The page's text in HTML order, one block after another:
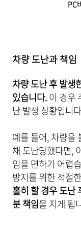
PC
차량 도난과 책임
차량 도난 후 발생
있습니다.이 경우
난 발생 상황입니
예를 들어, 차량을
채 도난당했다면,
임을 면하기 어렵
방지를 위한 적절
홀히 할 경우 도난
분 책임을 지게 됩